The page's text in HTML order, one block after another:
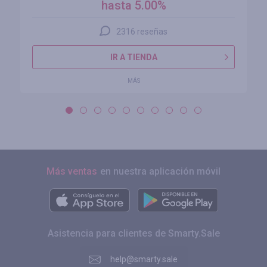
hasta 5.00%
2316 reseñas
IR A TIENDA
MÁS
Más ventas en nuestra aplicación móvil
Asistencia para clientes de Smarty.Sale
help@smarty.sale